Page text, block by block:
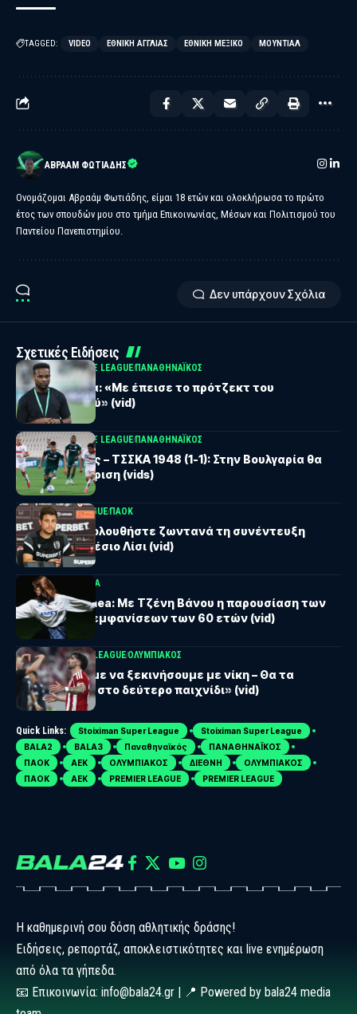
TAGGED: VIDEO ΕΘΝΙΚΉ ΑΓΓΛΊΑΣ ΕΘΝΙΚΉ ΜΕΞΙΚΌ ΜΟΥΝΤΙΑΛ
ΑΒΡΑΆΜ ΦΩΤΙΆΔΗΣ
Ονομάζομαι Αβραάμ Φωτιάδης, είμαι 18 ετών και ολοκλήρωσα το πρώτο
έτος των σπουδών μου στο τμήμα Επικοινωνίας, Μέσων και Πολιτισμού του
Παντείου Πανεπιστημίου.
Δεν υπάρχουν Σχόλια
Σχετικές Ειδήσεις
UEFA CONFERENCE LEAGUEΠΑΝΑΘΗΝΑΪΚΟΣ
Λιβάι Γκαρσία: «Με έπεισε το πρότζεκτ του
Παναθηναϊκού» (vid)
UEFA CONFERENCE LEAGUEΠΑΝΑΘΗΝΑΪΚΟΣ
Παναθηναϊκός – ΤΣΣΚΑ 1948 (1-1): Στην Βουλγαρία θα
κριθεί η πρόκριση (vids)
UEFA EUROPA LEAGUEΠΑΟΚ
ΠΑΟΚ: Παρακολουθήστε ζωντανά τη συνέντευξη
Τύπου του Αλέσιο Λίσι (vid)
ATHENS KALLITHEA
Athens Kallithea: Με Τζένη Βάνου η παρουσίαση των
επετειακών εμφανίσεων των 60 ετών (vid)
UEFA CHAMPIONS LEAGUEΟΛΥΜΠΙΑΚΟΣ
Σίλβα: «Θέλαμε να ξεκινήσουμε με νίκη – Θα τα
δώσουμε όλα στο δεύτερο παιχνίδι» (vid)
Quick Links: Stoiximan Super League
Stoiximan Super League
BALA2
BALA3 Παναθηναϊκός
ΠΑΝΑΘΗΝΑΪΚΟΣ
ΠΑΟΚ
ΑΕΚ ΟΛΥΜΠΙΑΚΟΣ ΔΙΕΘΝΗ
ΟΛΥΜΠΙΑΚΟΣ
ΠΑΟΚ
ΑΕΚ PREMIER LEAGUE PREMIER LEAGUE
Η καθημερινή σου δόση αθλητικής δράσης!
Ειδήσεις, ρεπορτάζ, αποκλειστικότητες και live ενημέρωση
από όλα τα γήπεδα.
📧 Επικοινωνία: info@bala24.gr | 📍 Powered by bala24 media